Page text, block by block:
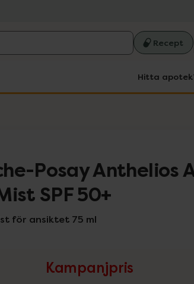
Recept
Hitta apotek
Posay Anthelios
SPF 50+
för ansiktet 75 ml
Kampanjpris